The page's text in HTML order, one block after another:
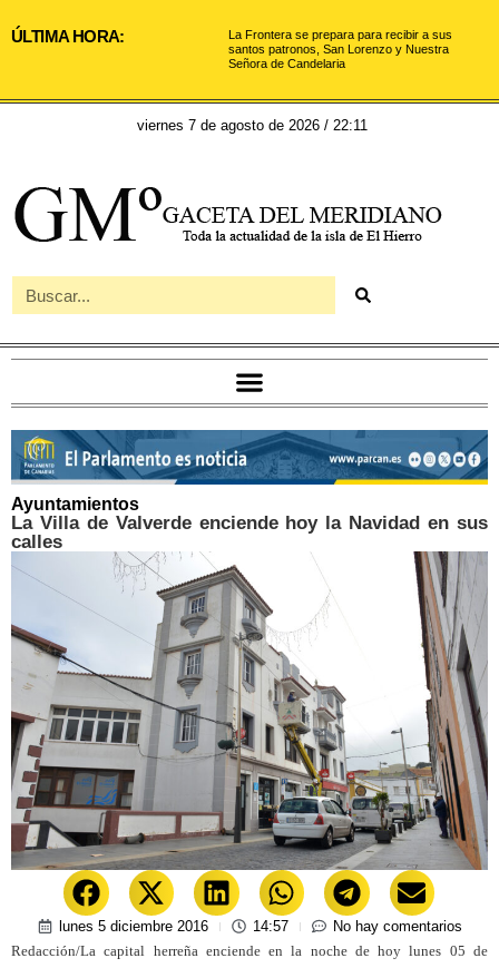
ÚLTIMA HORA:
La Frontera se prepara para recibir a sus
santos patronos, San Lorenzo y Nuestra
Señora de Candelaria
viernes 7 de agosto de 2026 / 22:11
Ayuntamientos
La Villa de Valverde enciende hoy la Navidad en sus
calles
lunes 5 diciembre 2016 14:57
No hay comentarios
Redacción/La capital herreña enciende en la noche de hoy lunes 05 de